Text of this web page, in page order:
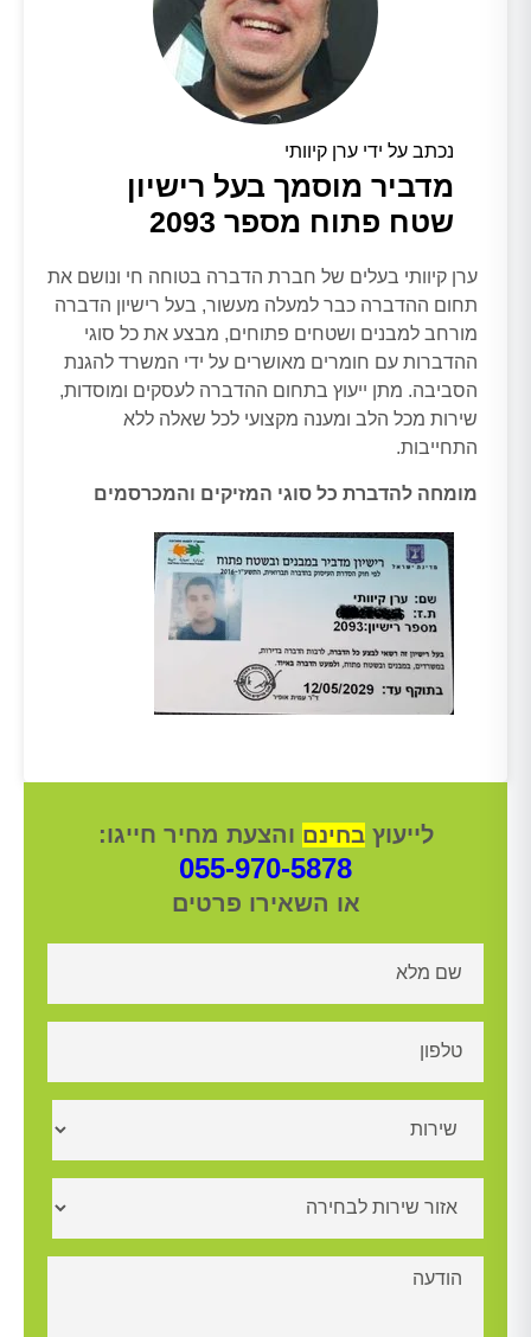
נכתב על ידי ערן קיוותי
מדביר מוסמך בעל רישיון
שטח פתוח מספר 2093
ערן קיוותי בעלים של חברת הדברה בטוחה חי ונושם את
תחום ההדברה כבר למעלה מעשור, בעל רישיון הדברה
מורחב למבנים ושטחים פתוחים, מבצע את כל סוגי
ההדברות עם חומרים מאושרים על ידי המשרד להגנת
הסביבה. מתן ייעוץ בתחום ההדברה לעסקים ומוסדות,
שירות מכל הלב ומענה מקצועי לכל שאלה ללא
התחייבות.
מומחה להדברת כל סוגי המזיקים והמכרסמים
לייעוץבחינם והצעת מחיר חייגו:
055-970-5878
או השאירו פרטים